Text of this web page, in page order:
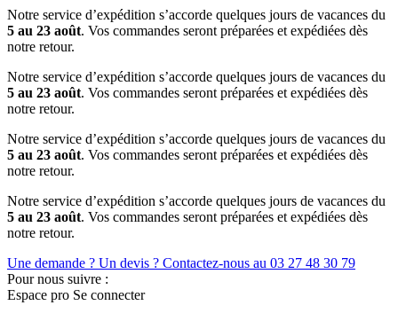
Notre service d’expédition s’accorde quelques jours de vacances du
5 au 23 août. Vos commandes seront préparées et expédiées dès
notre retour.
Notre service d’expédition s’accorde quelques jours de vacances du
5 au 23 août. Vos commandes seront préparées et expédiées dès
notre retour.
Notre service d’expédition s’accorde quelques jours de vacances du
5 au 23 août. Vos commandes seront préparées et expédiées dès
notre retour.
Notre service d’expédition s’accorde quelques jours de vacances du
5 au 23 août. Vos commandes seront préparées et expédiées dès
notre retour.
Une demande ? Un devis ? Contactez-nous au 03 27 48 30 79
Pour nous suivre :
Espace pro Se connecter